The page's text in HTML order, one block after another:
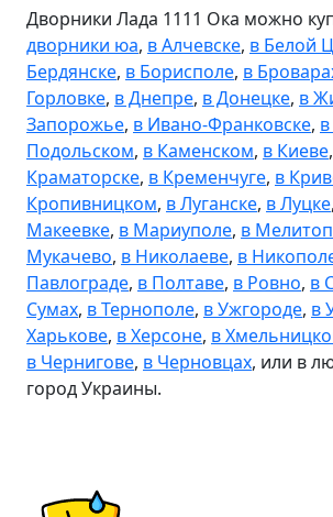
Дворники Лада 1111 Ока можно
дворники юа, в Алчевске, в Белой
Бердянске, в Борисполе, в
Горловке, в Днепре, в Донецке, в
Запорожье, в Ивано-Франковске,
Подольском, в Каменском, в Киеве,
Краматорске, в Кременчуге, в
Кропивницком, в Луганске, в Луцке,
Макеевке, в Мариуполе, в
Мукачево, в Николаеве, в
Павлограде, в Полтаве, в Ровно, в
Сумах, в Тернополе, в Ужгороде, в
Харькове, в Херсоне, в
в Чернигове, в Черновцах, или в
город Украины.